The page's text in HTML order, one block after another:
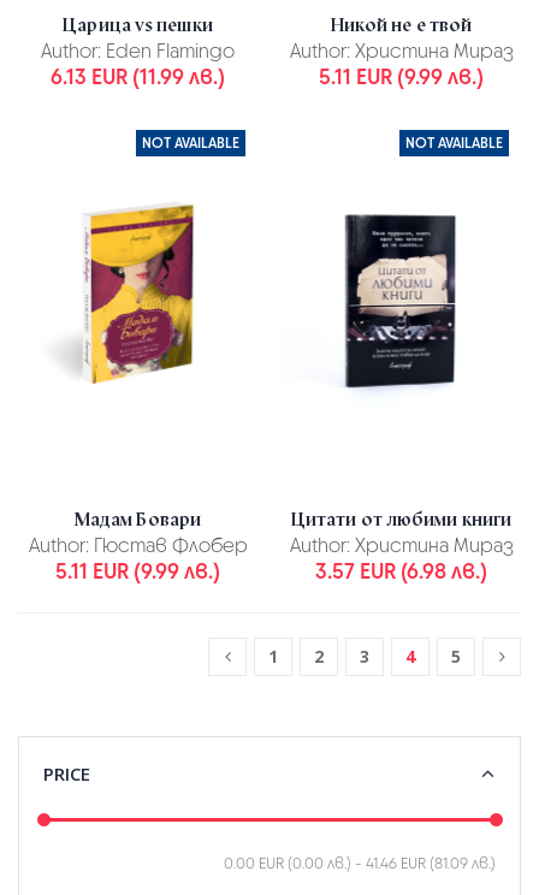
Царица vs пешки
Author: Eden Flamingo
6.13 EUR (11.99 лв.)
Никой не е твой
Author: Христина Мираз
5.11 EUR (9.99 лв.)
NOT AVAILABLE
Мадам Бовари
Author: Гюстав Флобер
5.11 EUR (9.99 лв.)
NOT AVAILABLE
Цитати от любими книги
Author: Христина Мираз
3.57 EUR (6.98 лв.)
1 2 3 4 5
PRICE
0.00 EUR (0.00 лв.) - 41.46 EUR (81.09 лв.)